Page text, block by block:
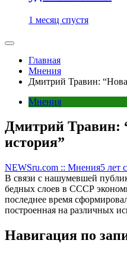
1 месяц спустя
Главная
Мнения
Дмитрий Травин:
Мнения
Дмитрий Травин:
история”
NEWSru.com :: Мнения5 лет
В связи с нашумевшей
бедных слоев в СССР
последнее время
построенная на различных
Навигация по